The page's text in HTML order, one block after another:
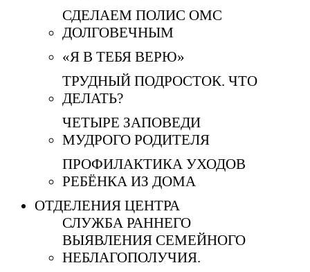
СДЕЛАЕМ ПОЛИС ОМС
ДОЛГОВЕЧНЫМ
«Я В ТЕБЯ ВЕРЮ»
ТРУДНЫЙ ПОДРОСТОК. ЧТО
ДЕЛАТЬ?
ЧЕТЫРЕ ЗАПОВЕДИ
МУДРОГО РОДИТЕЛЯ
ПРОФИЛАКТИКА УХОДОВ
РЕБЁНКА ИЗ ДОМА
ОТДЕЛЕНИЯ ЦЕНТРА
СЛУЖБА РАННЕГО
ВЫЯВЛЕНИЯ СЕМЕЙНОГО
НЕБЛАГОПОЛУЧИЯ.